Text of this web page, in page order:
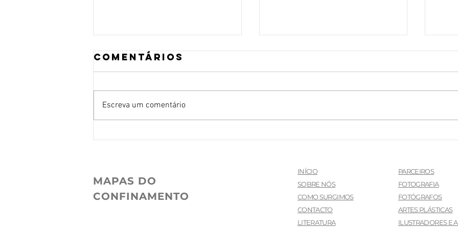
Leonardo
Dora Nunes
Comentários
Escreva um comentário
MAPAS DO
CONFINAMENTO
INÍCIO
SOBRE NÓS
COMO SURGIMOS
CONTACTO
LITERATURA
PARCEIROS
FOTOGRAFIA
FOTÓGRAFOS
ARTES PLÁSTICAS
ILUSTRADORES E